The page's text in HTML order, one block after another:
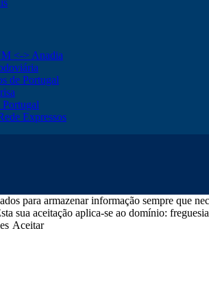
<-> Anadia
de Portugal
Expressos
para armazenar informação sempre que
sua aceitação aplica-se ao domínio:
Aceitar